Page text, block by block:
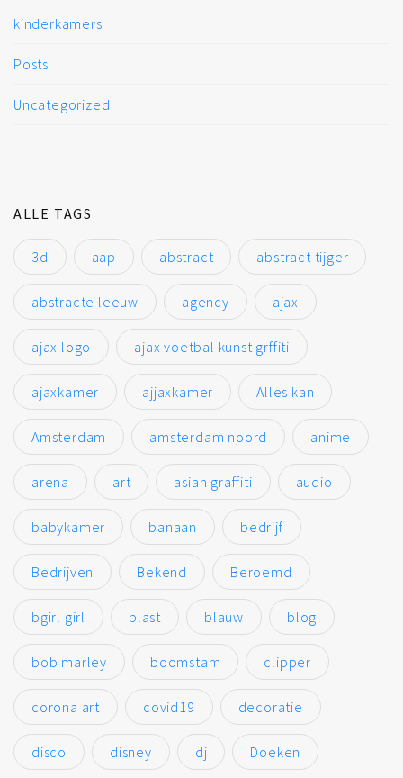
kinderkamers
Posts
Uncategorized
ALLE TAGS
3d aap abstract abstract tijger
abstracte leeuw agency ajax
ajax logo ajax voetbal kunst grffiti
ajaxkamer ajjaxkamer Alles kan
Amsterdam amsterdam noord anime
arena art asian graffiti audio
babykamer banaan bedrijf
Bedrijven Bekend Beroemd
bgirl girl blast blauw blog
bob marley boomstam clipper
corona art covid19 decoratie
disco disney dj Doeken